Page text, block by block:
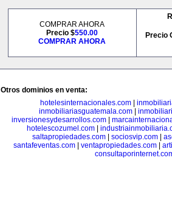
COMPRAR AHORA
Precio $550.00
COMPRAR AHORA
Precio
Otros dominios en venta:
hotelesinternacionales.com|
inmobiliariasguatemala.com
inversionesydesarrollos.com|
hotelescozumel.com
saltapropiedades.com| sociosvip.com|
santafeventas.com| ventapropiedades.com|